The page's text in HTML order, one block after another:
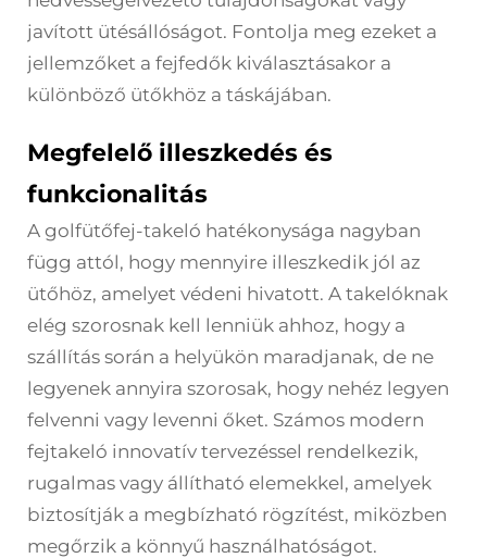
javított ütésállóságot. Fontolja meg ezeket a
jellemzőket a fejfedők kiválasztásakor a
különböző ütőkhöz a táskájában.
Megfelelő illeszkedés és
funkcionalitás
A golfütőfej-takeló hatékonysága nagyban
függ attól, hogy mennyire illeszkedik jól az
ütőhöz, amelyet védeni hivatott. A takelóknak
elég szorosnak kell lenniük ahhoz, hogy a
szállítás során a helyükön maradjanak, de ne
legyenek annyira szorosak, hogy nehéz legyen
felvenni vagy levenni őket. Számos modern
fejtakeló innovatív tervezéssel rendelkezik,
rugalmas vagy állítható elemekkel, amelyek
biztosítják a megbízható rögzítést, miközben
megőrzik a könnyű használhatóságot.